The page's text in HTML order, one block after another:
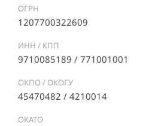
ОГРН
1207700322609
ИНН / КПП
9710085189 / 771001001
ОКПО / ОКОГУ
45470482 / 4210014
ОКАТО